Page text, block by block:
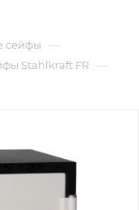
сейфы —
Stahlkraft FR —